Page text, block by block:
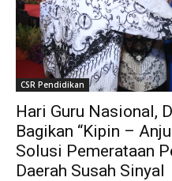
CSR Pendidikan
Hari Guru Nasional,
Bagikan “Kipin –
Solusi Pemerataan
Daerah Susah Sinyal